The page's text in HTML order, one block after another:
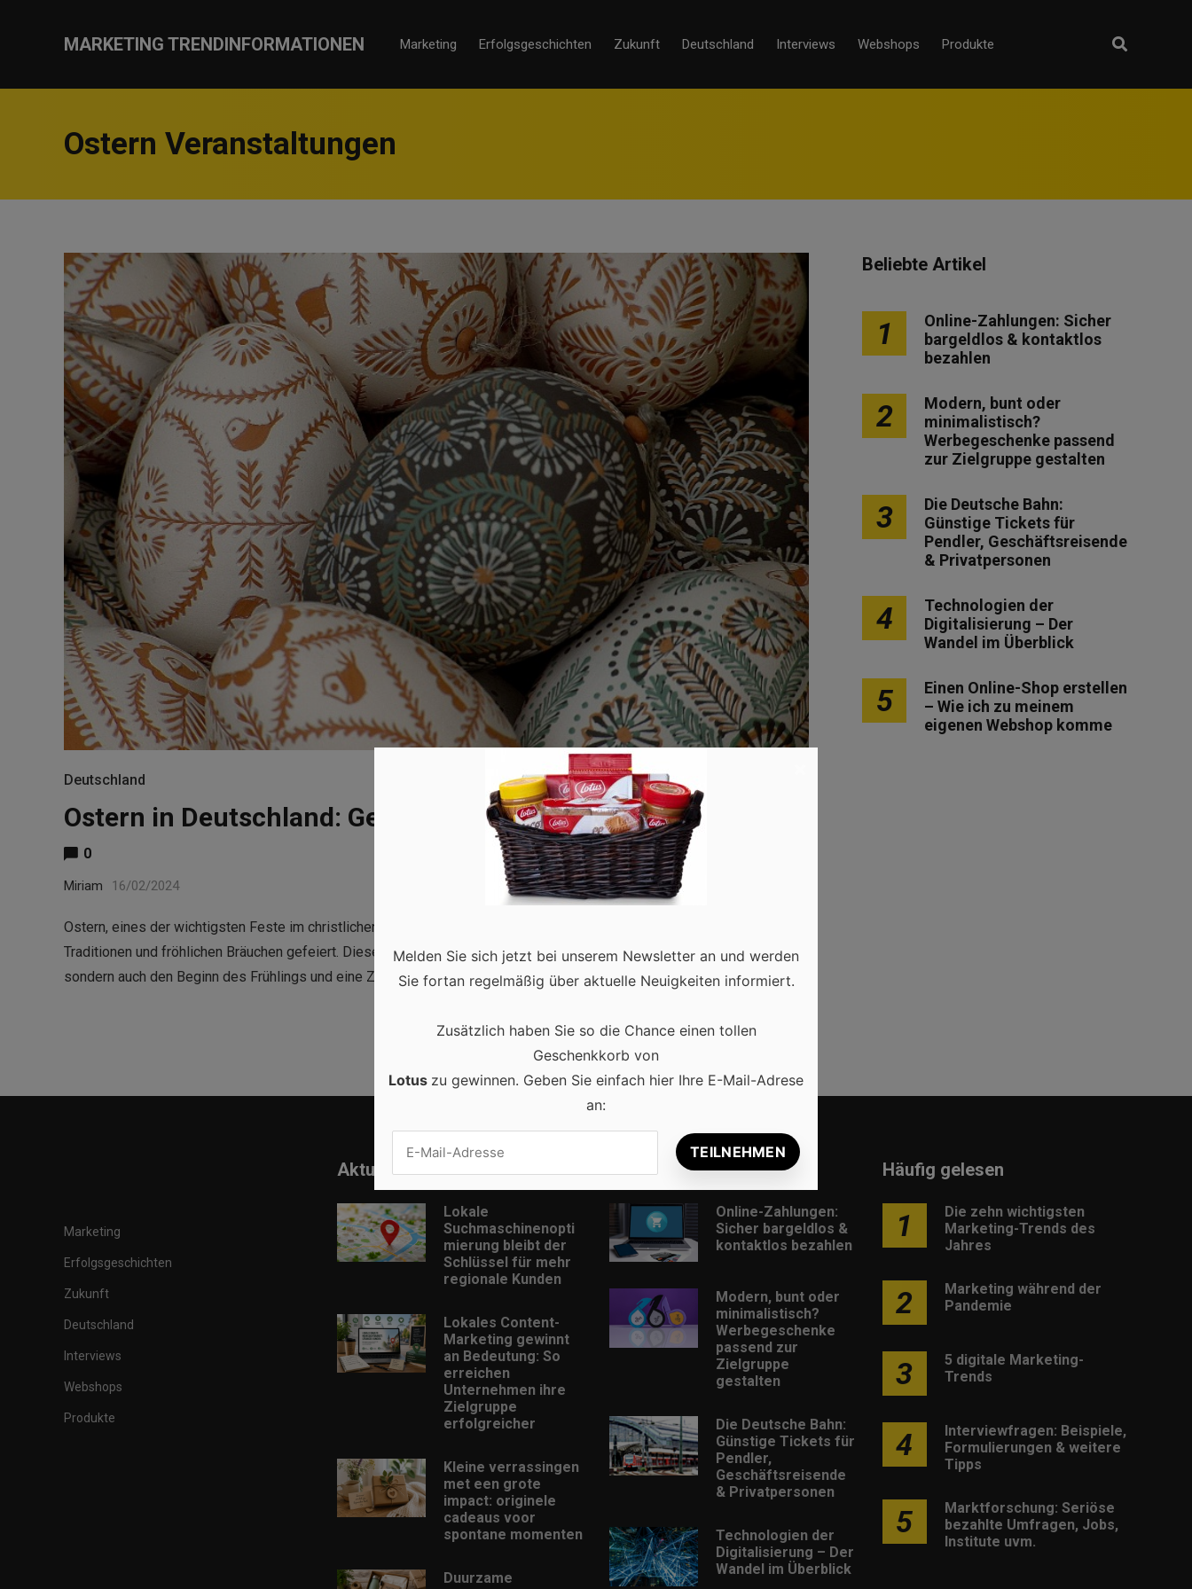
MARKETING TRENDINFORMATIONEN Marketing Erfolgsgeschichten Zukunft Deutschland Interviews Webshops Produkte
Ostern Veranstaltungen
Deutschland
Ostern in Deutschland: Geschichte, Traditionen & Bräuche
0
Miriam 16/02/2024
Ostern, eines der wichtigsten Feste im christlichen Kalender, wird in Deutschland mit einer Mischung aus religiösen
Traditionen und fröhlichen Bräuchen gefeiert. Diese Feierlichkeiten markieren nicht nur die Auferstehung Jesu Christi,
sondern auch den Beginn des Frühlings und eine Zeit der …Read more
Beliebte Artikel
1
Online-Zahlungen: Sicher
bargeldlos & kontaktlos
bezahlen
2
Modern, bunt oder
minimalistisch?
Werbegeschenke passend
zur Zielgruppe gestalten
3
Die Deutsche Bahn:
Günstige Tickets für
Pendler, Geschäftsreisende
& Privatpersonen
4
Technologien der
Digitalisierung – Der
Wandel im Überblick
5
Einen Online-Shop erstellen
– Wie ich zu meinem
eigenen Webshop komme
Marketing
Erfolgsgeschichten
Zukunft
Deutschland
Interviews
Webshops
Produkte
Aktuell
Lokale
Suchmaschinenopti
mierung bleibt der
Schlüssel für mehr
regionale Kunden
Lokales Content-
Marketing gewinnt
an Bedeutung: So
erreichen
Unternehmen ihre
Zielgruppe
erfolgreicher
Kleine verrassingen
met een grote
impact: originele
cadeaus voor
spontane momenten
Duurzame
Beliebt
Online-Zahlungen:
Sicher bargeldlos &
kontaktlos bezahlen
Modern, bunt oder
minimalistisch?
Werbegeschenke
passend zur
Zielgruppe
gestalten
Die Deutsche Bahn:
Günstige Tickets für
Pendler,
Geschäftsreisende
& Privatpersonen
Technologien der
Digitalisierung – Der
Wandel im Überblick
Häufig gelesen
1
Die zehn wichtigsten
Marketing-Trends des
Jahres
2
Marketing während der
Pandemie
3
5 digitale Marketing-
Trends
4
Interviewfragen: Beispiele,
Formulierungen & weitere
Tipps
5
Marktforschung: Seriöse
bezahlte Umfragen, Jobs,
Institute uvm.
Melden Sie sich jetzt bei unserem Newsletter an und werden
Sie fortan regelmäßig über aktuelle Neuigkeiten informiert.
Zusätzlich haben Sie so die Chance einen tollen
Geschenkkorb von
Lotus zu gewinnen. Geben Sie einfach hier Ihre E-Mail-Adrese
an: